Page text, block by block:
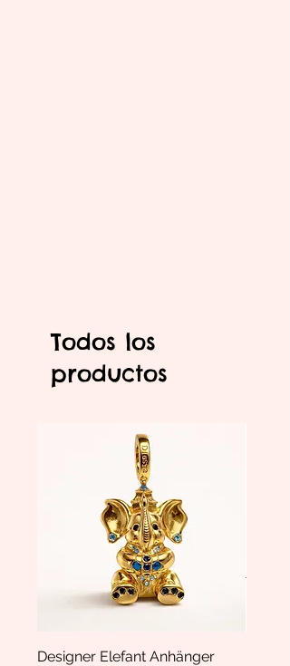
Todos los
productos
Designer Elefant Anhänger